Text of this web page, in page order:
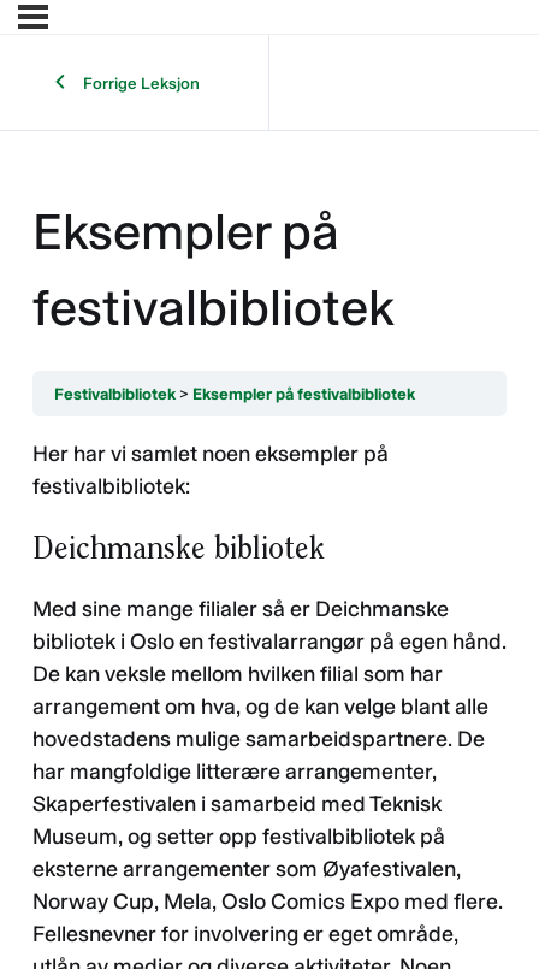
Forrige Leksjon
Eksempler på
festivalbibliotek
Festivalbibliotek Eksempler på festivalbibliotek
Her har vi samlet noen eksempler på
festivalbibliotek:
Deichmanske bibliotek
Med sine mange filialer så er Deichmanske
bibliotek i Oslo en festivalarrangør på egen hånd.
De kan veksle mellom hvilken filial som har
arrangement om hva, og de kan velge blant alle
hovedstadens mulige samarbeidspartnere. De
har mangfoldige litterære arrangementer,
Skaperfestivalen i samarbeid med Teknisk
Museum, og setter opp festivalbibliotek på
eksterne arrangementer som Øyafestivalen,
Norway Cup, Mela, Oslo Comics Expo med flere.
Fellesnevner for involvering er eget område,